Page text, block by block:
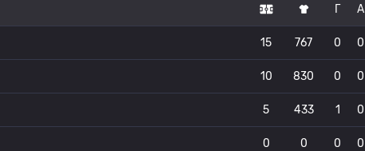
Г А
15 767 0 0
10 830 0 0
5 433 1 0
0 0 0 0